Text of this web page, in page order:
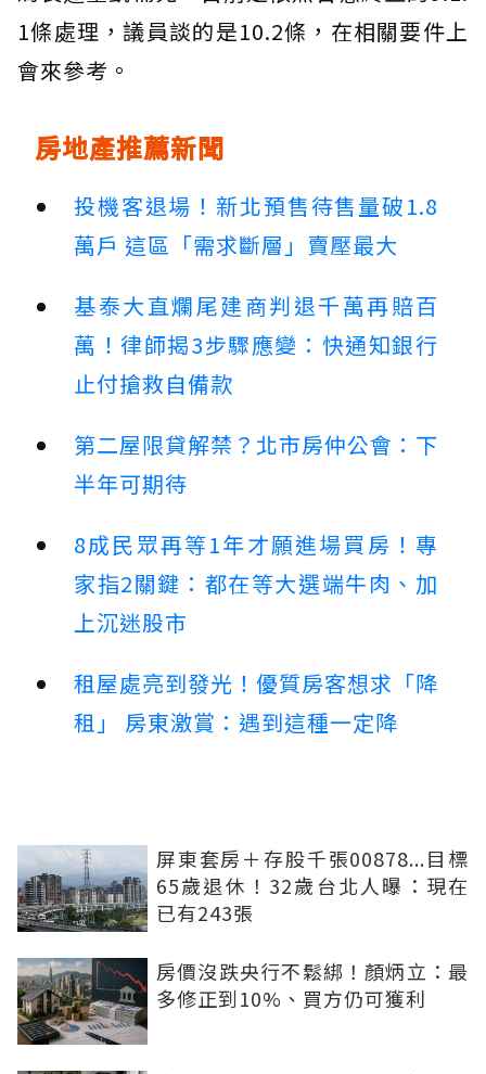
1條處理，議員談的是10.2條，在相關要件上
會來參考。
房地產推薦新聞
投機客退場！新北預售待售量破1.8
萬戶 這區「需求斷層」賣壓最大
基泰大直爛尾建商判退千萬再賠百
萬！律師揭3步驟應變：快通知銀行
止付搶救自備款
第二屋限貸解禁？北市房仲公會：下
半年可期待
8成民眾再等1年才願進場買房！專
家指2關鍵：都在等大選端牛肉、加
上沉迷股市
租屋處亮到發光！優質房客想求「降
租」 房東激賞：遇到這種一定降
屏東套房＋存股千張00878...目標
65歲退休！32歲台北人曝：現在
已有243張
房價沒跌央行不鬆綁！顏炳立：最
多修正到10%、買方仍可獲利